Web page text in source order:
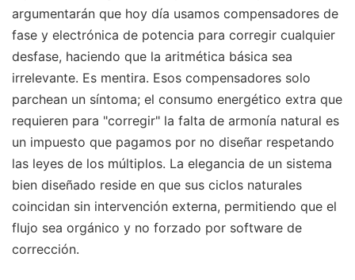
argumentarán que hoy día usamos compensadores de
fase y electrónica de potencia para corregir cualquier
desfase, haciendo que la aritmética básica sea
irrelevante. Es mentira. Esos compensadores solo
parchean un síntoma; el consumo energético extra que
requieren para "corregir" la falta de armonía natural es
un impuesto que pagamos por no diseñar respetando
las leyes de los múltiplos. La elegancia de un sistema
bien diseñado reside en que sus ciclos naturales
coincidan sin intervención externa, permitiendo que el
flujo sea orgánico y no forzado por software de
corrección.